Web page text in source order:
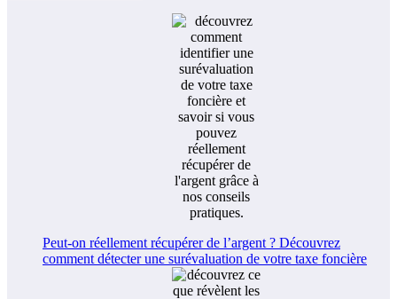
Peut-on réellement récupérer de l’argent ? Découvrez
comment détecter une surévaluation de votre taxe foncière